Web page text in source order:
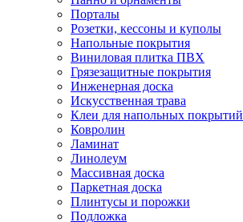
Порталы
Розетки, кессоны и куполы
Напольные покрытия
Виниловая плитка ПВХ
Грязезащитные покрытия
Инженерная доска
Искусственная трава
Клеи для напольных покрытий
Ковролин
Ламинат
Линолеум
Массивная доска
Паркетная доска
Плинтусы и порожки
Подложка